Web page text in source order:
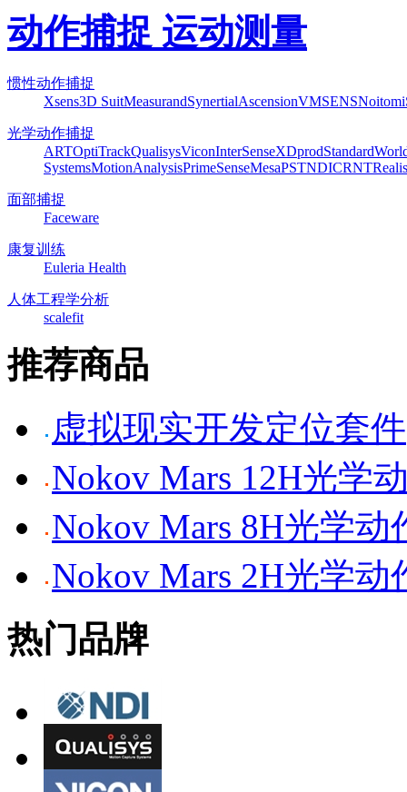
动作捕捉 运动测量
惯性动作捕捉
Xsens3D SuitMeasurandSynertialAscensionVMSENSNoitom
光学动作捕捉
ARTOptiTrackQualisysViconInterSenseXDprodStandard
SystemsMotionAnalysisPrimeSenseMesaPSTNDICRNTRealis
面部捕捉
Faceware
康复训练
Euleria Health
人体工程学分析
scalefit
推荐商品
虚拟现实开发定位套件
Nokov Mars 12H光学
Nokov Mars 8H光学动
Nokov Mars 2H光学动
热门品牌